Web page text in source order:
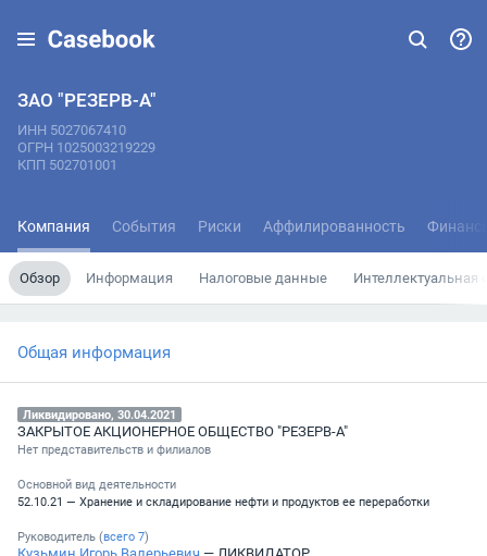
ЗАО "РЕЗЕРВ-А"
ИНН 5027067410
ОГРН 1025003219229
КПП 502701001
Компания События Риски Аффилированность
Обзор Информация Налоговые данные Интеллектуальная
Общая информация
Ликвидировано, 30.04.2021
ЗАКРЫТОЕ АКЦИОНЕРНОЕ ОБЩЕСТВО "РЕЗЕРВ-А"
Нет представительств и филиалов
Основной вид деятельности
52.10.21 — Хранение и складирование нефти и продуктов ее переработки
Руководитель (всего 7)